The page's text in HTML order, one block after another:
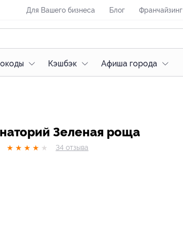
Для Вашего бизнеса Блог Франчайзинг
Кэшбэк Афиша города
Зеленая роща
★ ★ ★ ★ ★ 34 отзывa